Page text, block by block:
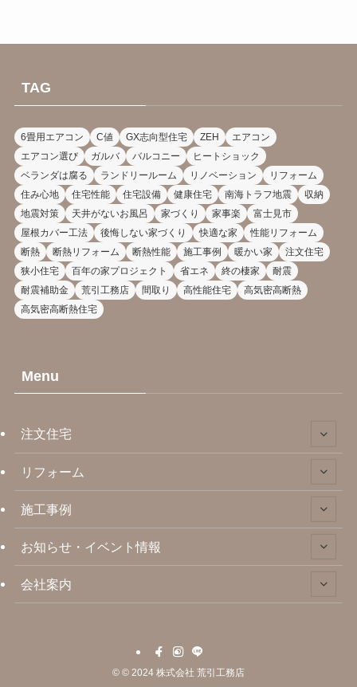
TAG
6畳用エアコン C値 GX志向型住宅 ZEH
エアコン
エアコン選び
ガルバ バルコニー
ヒートショック
ベランダは腐る
ランドリールーム リノベーション
リフォーム
住み心地
住宅性能 住宅設備 健康住宅 南海トラフ地震
収納
地震対策
天井がないお風呂 家づくり 家事楽
富士見市
屋根カバー工法
後悔しない家づくり 快適な家
性能リフォーム
断熱
断熱リフォーム 断熱性能 施工事例 暖かい家
注文住宅
狭小住宅
百年の家プロジェクト 省エネ 終の棲家
耐震
耐震補助金
荒引工務店 間取り 高性能住宅
高気密高断熱
高気密高断熱住宅
Menu
注文住宅
リフォーム
施工事例
お知らせ・イベント情報
会社案内
© © 2024 株式会社 荒引工務店